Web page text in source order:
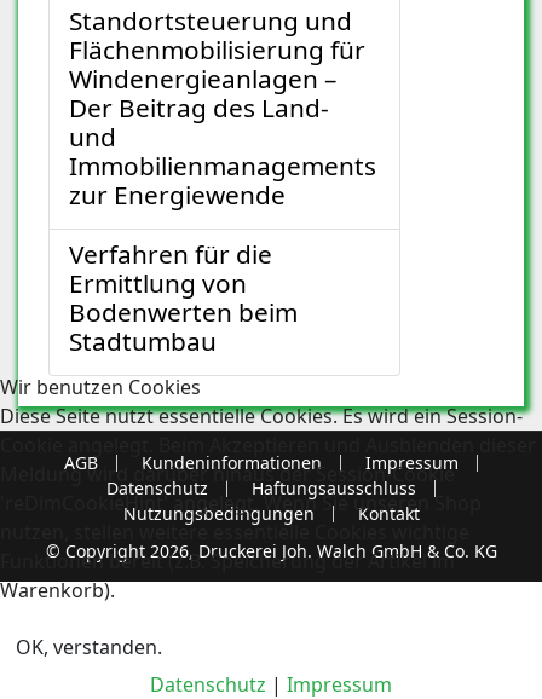
Standortsteuerung und
Flächenmobilisierung für
Windenergieanlagen –
Der Beitrag des Land-
und
Immobilienmanagements
zur Energiewende
Verfahren für die
Ermittlung von
Bodenwerten beim
Stadtumbau
AGB Kundeninformationen
Impressum
Datenschutz
Haftungsausschluss
Nutzungsbedingungen
Kontakt
© Copyright 2026, Druckerei Joh. Walch GmbH & Co. KG
Wir benutzen Cookies
Diese Seite nutzt essentielle Cookies. Es wird ein Session-
Meldung wird darüber hinaus der Session-Cookie
'reDimCookieHint' angelegt. Wenn Sie unseren Shop
nutzen, stellen weitere essentielle Cookies wichtige
Funktionen bereit (z.B. Speicherung der Artikel im
Warenkorb).
OK, verstanden.
Datenschutz | Impressum